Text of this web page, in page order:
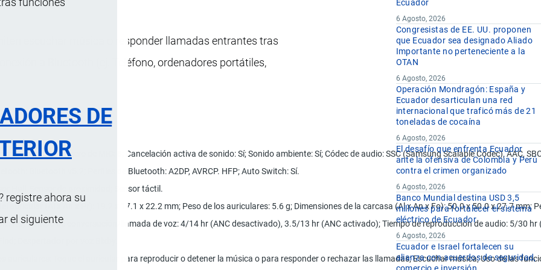
DE
registre ahora su
el siguiente
escuchar música o responder llamadas entrantes tras
a Bluetooth (ej. Teléfono, ordenadores portátiles,
Número de MIC: 6; Cancelación activa de sonido: Sí; Sonido ambiente: Sí; Códec de audio: SSC (Samsung Scalable Codec), AAC,
Bluetooth v5.2; Perfiles de Bluetooth: A2DP, AVRCP. HFP; Auto Switch: Sí.
Hall; Sensor de proximidad; Sensor táctil.
auricular (Al x An x Pr): 19.2 x 17.1 x 22.2 mm; Peso de los auriculares: 5.6 g; Dimensiones de la carcasa (Al x An x Fo): 50.0 x 50.0 x 27.7 mm;
No; Tiempo de conversación/llamada de voz: 4/14 hr (ANC desactivado), 3.5/13 hr (ANC activado); Tiempo de reproducción de audio: 5/30
auriculares: Toque el auricular para reproducir o detener la música o para responder o rechazar las llamadas; Escuchar música; Uso de las
Ecuador
6 Agosto, 2026
Congresistas de EE. UU. proponen
que Ecuador sea designado Aliado
Importante no perteneciente a la
OTAN
6 Agosto, 2026
Operación Mondragón: España y
Ecuador desarticulan una red
internacional que traficó más de 21
toneladas de cocaína
6 Agosto, 2026
El desafío que enfrenta Ecuador
ante la ofensiva de Colombia y Perú
contra el crimen organizado
6 Agosto, 2026
Banco Mundial destina USD 3,5
millones para fortalecer el sistema
eléctrico de Ecuador
6 Agosto, 2026
Ecuador e Israel fortalecen su
alianza con acuerdos de seguridad,